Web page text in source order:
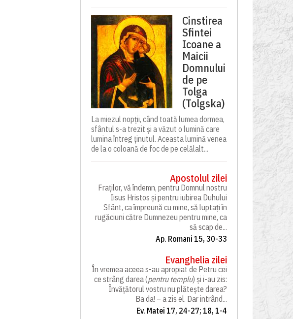
Cinstirea
Sfintei
Icoane a
Maicii
Domnului
de pe
Tolga
(Tolgska)
La miezul nopții, când toată lumea dormea,
sfântul s-a trezit și a văzut o lumină care
lumina întreg ținutul. Aceasta lumină venea
de la o coloană de foc de pe celălalt...
Apostolul zilei
Fraților, vă îndemn, pentru Domnul nostru
Iisus Hristos și pentru iubirea Duhului
Sfânt, ca împreună cu mine, să luptați în
rugăciuni către Dumnezeu pentru mine, ca
să scap de...
Ap. Romani 15, 30-33
Evanghelia zilei
În vremea aceea s-au apropiat de Petru cei
ce strâng darea (pentru templu) și i-au zis:
Învățătorul vostru nu plătește darea?
Ba da! – a zis el. Dar intrând...
Ev. Matei 17, 24-27; 18, 1-4